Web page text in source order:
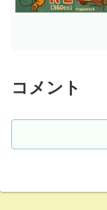
コメント